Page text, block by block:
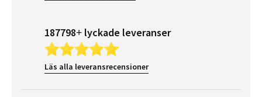
187798+ lyckade leveranser
Läs alla leveransrecensioner